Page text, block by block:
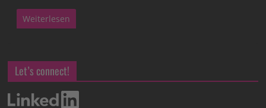
Weiterlesen
Let’s connect!